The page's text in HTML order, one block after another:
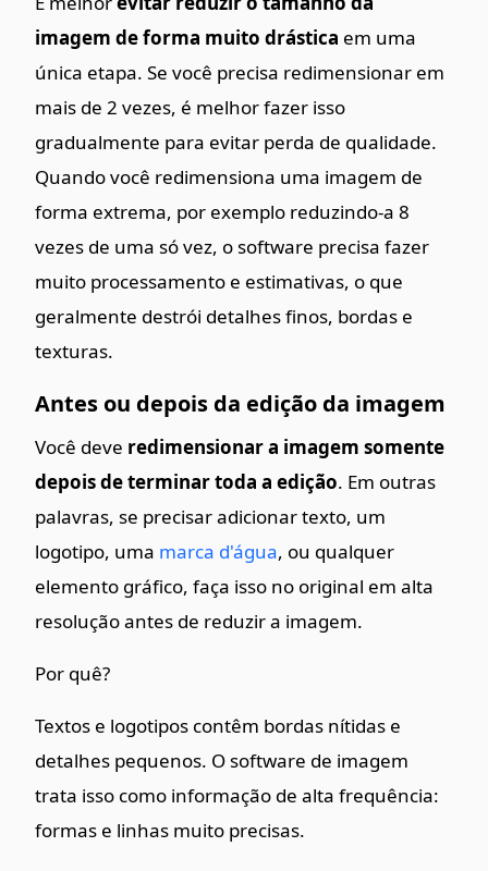
imagem de forma muito drástica em uma
única etapa. Se você precisa redimensionar em
mais de 2 vezes, é melhor fazer isso
gradualmente para evitar perda de qualidade.
Quando você redimensiona uma imagem de
forma extrema, por exemplo reduzindo-a 8
vezes de uma só vez, o software precisa fazer
muito processamento e estimativas, o que
geralmente destrói detalhes finos, bordas e
texturas.
Antes ou depois da edição da imagem
Você deve redimensionar a imagem somente
depois de terminar toda a edição. Em outras
palavras, se precisar adicionar texto, um
logotipo, uma marca d'água, ou qualquer
elemento gráfico, faça isso no original em alta
resolução antes de reduzir a imagem.
Por quê?
Textos e logotipos contêm bordas nítidas e
detalhes pequenos. O software de imagem
trata isso como informação de alta frequência:
formas e linhas muito precisas.